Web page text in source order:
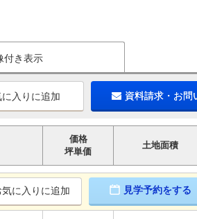
付き表示
に入りに追加 資料請求・お問
価格
坪単価
土地面積
気に入りに追加 見学予約をする